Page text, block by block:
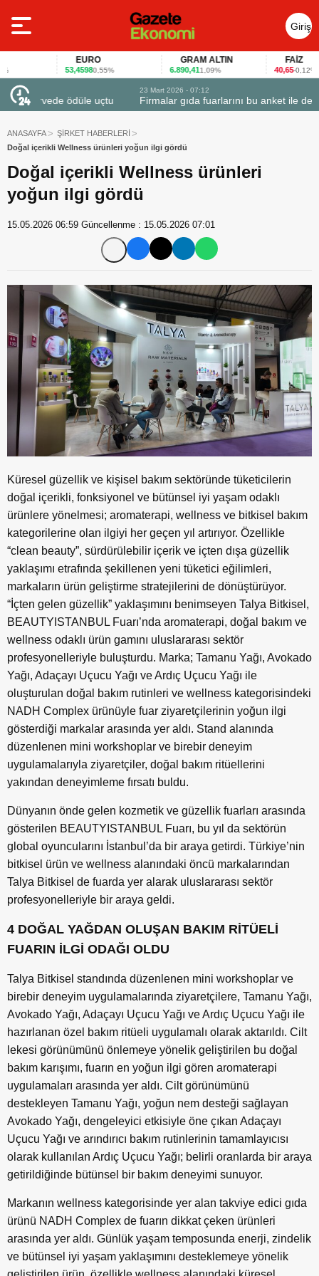
Giriş
Yap
EURO
53,45980,55%
GRAM ALTIN
6.890,411,09% -0,12%
Firmalar gıda fuarlarını bu anket ile değerlendirdi
ANASAYFA
ŞİRKET HABERLERİ
Doğal içerikli Wellness ürünleri yoğun ilgi gördü
Doğal içerikli Wellness ürünleri
yoğun ilgi gördü
15.05.2026 06:59 Güncellenme : 15.05.2026 07:01
Küresel güzellik ve kişisel bakım sektöründe tüketicilerin
doğal içerikli, fonksiyonel ve bütünsel iyi yaşam odaklı
ürünlere yönelmesi; aromaterapi, wellness ve bitkisel bakım
kategorilerine olan ilgiyi her geçen yıl artırıyor. Özellikle
“clean beauty”, sürdürülebilir içerik ve içten dışa güzellik
yaklaşımı etrafında şekillenen yeni tüketici eğilimleri,
markaların ürün geliştirme stratejilerini de dönüştürüyor.
“İçten gelen güzellik” yaklaşımını benimseyen Talya Bitkisel,
BEAUTYISTANBUL Fuarı’nda aromaterapi, doğal bakım ve
wellness odaklı ürün gamını uluslararası sektör
profesyonelleriyle buluşturdu. Marka; Tamanu Yağı, Avokado
Yağı, Adaçayı Uçucu Yağı ve Ardıç Uçucu Yağı ile
oluşturulan doğal bakım rutinleri ve wellness kategorisindeki
NADH Complex ürünüyle fuar ziyaretçilerinin yoğun ilgi
gösterdiği markalar arasında yer aldı. Stand alanında
düzenlenen mini workshoplar ve birebir deneyim
uygulamalarıyla ziyaretçiler, doğal bakım ritüellerini
yakından deneyimleme fırsatı buldu.
Dünyanın önde gelen kozmetik ve güzellik fuarları arasında
gösterilen BEAUTYISTANBUL Fuarı, bu yıl da sektörün
global oyuncularını İstanbul’da bir araya getirdi. Türkiye’nin
bitkisel ürün ve wellness alanındaki öncü markalarından
Talya Bitkisel de fuarda yer alarak uluslararası sektör
profesyonelleriyle bir araya geldi.
4 DOĞAL YAĞDAN OLUŞAN BAKIM RİTÜELİ
FUARIN İLGİ ODAĞI OLDU
Talya Bitkisel standında düzenlenen mini workshoplar ve
birebir deneyim uygulamalarında ziyaretçilere, Tamanu Yağı,
Avokado Yağı, Adaçayı Uçucu Yağı ve Ardıç Uçucu Yağı ile
hazırlanan özel bakım ritüeli uygulamalı olarak aktarıldı. Cilt
lekesi görünümünü önlemeye yönelik geliştirilen bu doğal
bakım karışımı, fuarın en yoğun ilgi gören aromaterapi
uygulamaları arasında yer aldı. Cilt görünümünü
destekleyen Tamanu Yağı, yoğun nem desteği sağlayan
Avokado Yağı, dengeleyici etkisiyle öne çıkan Adaçayı
Uçucu Yağı ve arındırıcı bakım rutinlerinin tamamlayıcısı
olarak kullanılan Ardıç Uçucu Yağı; belirli oranlarda bir araya
getirildiğinde bütünsel bir bakım deneyimi sunuyor.
Markanın wellness kategorisinde yer alan takviye edici gıda
ürünü NADH Complex de fuarın dikkat çeken ürünleri
arasında yer aldı. Günlük yaşam temposunda enerji, zindelik
ve bütünsel iyi yaşam yaklaşımını desteklemeye yönelik